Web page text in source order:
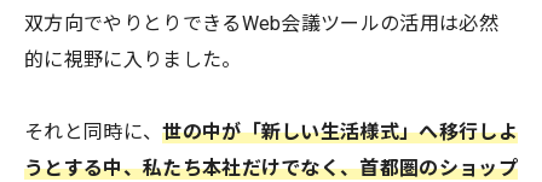
双方向でやりとりできるWeb会議ツールの活用は必然
的に視野に入りました。
それと同時に、世の中が「新しい生活様式」へ移行しよ
うとする中、私たち本社だけでなく、首都圏のショップ